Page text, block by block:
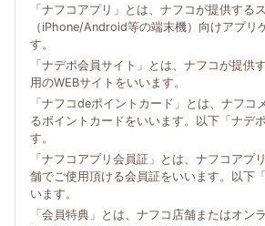
「ナフコアプリ」とは、ナフコが提供する
（iPhone/Android等の端末機）向けアプリ
す。
「ナデポ会員サイト」とは、ナフコが提供
用のWEBサイトをいいます。
「ナフコdeポイントカード」とは、ナフコ
るポイントカードをいいます。以下「ナデ
す。
「ナフコアプリ会員証」とは、ナフコアプ
舗でご使用頂ける会員証をいいます。以下
います。
「会員特典」とは、ナフコ店舗またはオン